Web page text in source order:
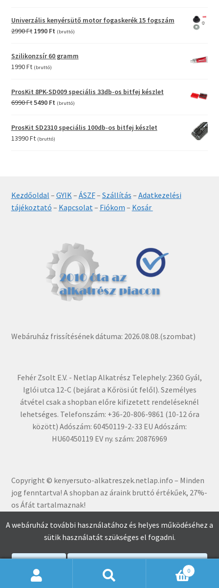
was:
12990 Ft.
is:
9990 Ft.
Univerzális kenyérsütő motor fogaskerék 15 fogszám
2990Ft Original
was:
1990 FtCurrent
is:
1990 Ft.
(bruttó)
Szilikonzsír 60 gramm
1990Ft (bruttó)
ProsKit 8PK-SD009 speciális 33db-os bitfej készlet
6990FtOriginal
was:
6990 Ft.
5490 FtCurrent
is:
5490 Ft.
(bruttó)
ProsKit SD2310 speciális 100db-os bitfej készlet
13990Ft (bruttó)
Kezdőoldal – GYIK – ÁSZF– Szállítás – Adatkezelési
tájékoztató – Kapcsolat – Fiókom – Kosár
Webáruház frissítésének dátuma: 2026.08.08.(szombat)
Fehér Zsolt E.V. - Netlap Alkatrész Telephely: 2360 Gyál,
Iglói utca 12-C (bejárat a Kőrösi út felől). Személyes
átvétel csak a shopban előre kifizetett rendeléseknél
lehetséges. Telefonszám: +36-20-806-9861 (10-12 óra
között) Adószám: 60450119-2-33 EU Adószám:
HU60450119 EV ny. szám: 20876969
Copyright © kenyersuto-alkatreszek.netlap.info – Minden
jog fenntartva! A shopban az áraink bruttó értékűek, 27%-
os Áfát tartalmaznak!
Keresés
0
A webáruház további használatához és helyes működéséhez a
sütik használatát szükséges el fogadni.
Adatkezelési Tájékoztató Elolvasása